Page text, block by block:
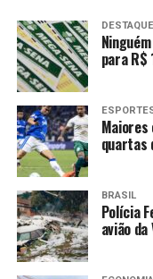
para R$
Maiores
quartas
BRASIL
Polícia
avião da